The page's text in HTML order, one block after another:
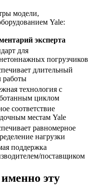
модели,
Yale:
эксперта
для
погрузчиков
длительный
работы
технология с
циклом
соответствие
местам Yale
равномерное
нагрузки
поддержка
поставщиком
эту